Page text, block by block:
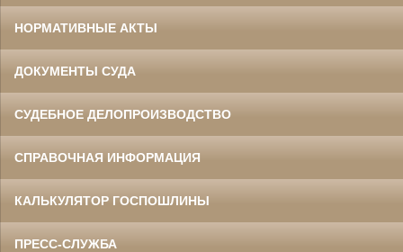
НОРМАТИВНЫЕ АКТЫ
ДОКУМЕНТЫ СУДА
СУДЕБНОЕ ДЕЛОПРОИЗВОДСТВО
СПРАВОЧНАЯ ИНФОРМАЦИЯ
КАЛЬКУЛЯТОР ГОСПОШЛИНЫ
ПРЕСС-СЛУЖБА